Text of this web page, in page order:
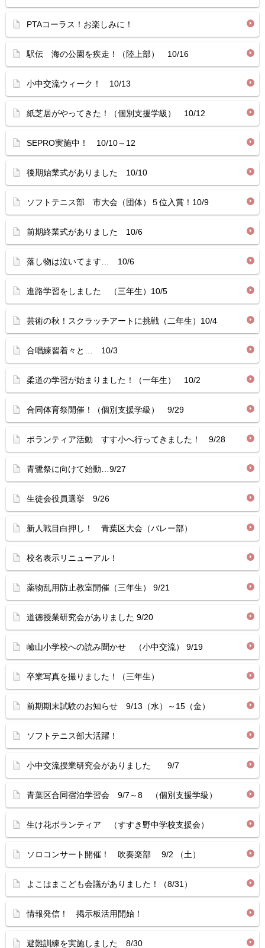
PTAコーラス！お楽しみに！
駅伝 海の公園を疾走！（陸上部） 10/16
小中交流ウィーク！ 10/13
紙芝居がやってきた！（個別支援学級） 10/12
SEPRO実施中！ 10/10～12
後期始業式がありました 10/10
ソフトテニス部 市大会（団体）５位入賞！10/9
前期終業式がありました 10/6
落し物は泣いてます… 10/6
進路学習をしました （三年生）10/5
芸術の秋！スクラッチアートに挑戦（二年生）10/4
合唱練習着々と… 10/3
柔道の学習が始まりました！（一年生） 10/2
合同体育祭開催！（個別支援学級） 9/29
ボランティア活動 すす小へ行ってきました！ 9/28
青鷺祭に向けて始動…9/27
生徒会役員選挙 9/26
新人戦目白押し！ 青葉区大会（バレー部）
校名表示リニューアル！
薬物乱用防止教室開催（三年生） 9/21
道徳授業研究会がありました 9/20
嶮山小学校への読み聞かせ （小中交流） 9/19
卒業写真を撮りました！（三年生）
前期期末試験のお知らせ 9/13（水）～15（金）
ソフトテニス部大活躍！
小中交流授業研究会がありました 9/7
青葉区合同宿泊学習会 9/7～8 （個別支援学級）
生け花ボランティア （すすき野中学校支援会）
ソロコンサート開催！ 吹奏楽部 9/2 （土）
よこはまこども会議がありました！（8/31）
情報発信！ 掲示板活用開始！
避難訓練を実施しました 8/30